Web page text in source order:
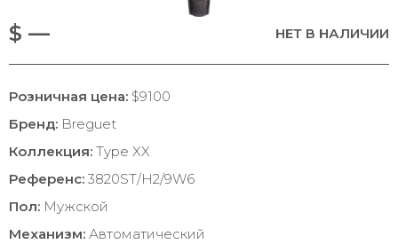
$ — НЕТ В НАЛИЧИИ
Розничная цена: $9100
Бренд: Breguet
Коллекция: Type XX
Референс: 3820ST/H2/9W6
Пол: Мужской
Механизм: Автоматический